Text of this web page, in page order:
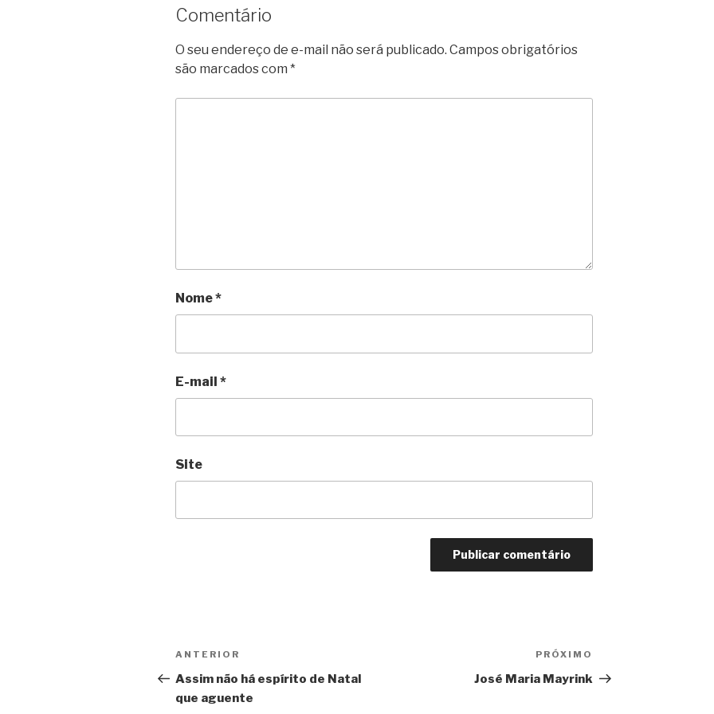
Comentário
O seu endereço de e-mail não será publicado. Campos obrigatórios
são marcados com *
Nome*
E-mail *
Site
Navegação
de
Post
Anterior
ANTERIOR
Assim não há espírito de Natal
que aguente
PRÓXIMO
José Maria Mayrink